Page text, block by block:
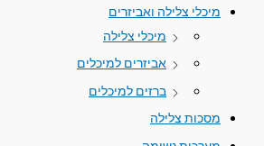
מיכלי צלילה ואביזרים
מיכלי צלילה
אביזרים למיכלים
ברזים למיכלים
מסכות צלילה